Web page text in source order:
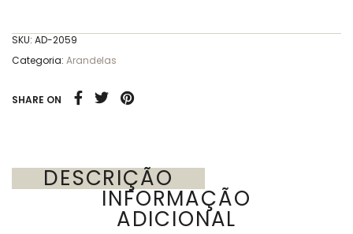
SKU: AD-2059
Categoria: Arandelas
SHARE ON
DESCRIÇÃO
INFORMAÇÃO
ADICIONAL